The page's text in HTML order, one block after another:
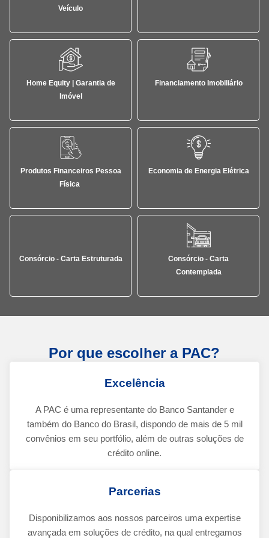
Veículo
Home Equity | Garantia de
Imóvel
Financiamento Imobiliário
Produtos Financeiros Pessoa
Física
Economia de Energia Elétrica
Consórcio - Carta Estruturada
Consórcio - Carta
Contemplada
Por que escolher a PAC?
Excelência
A PAC é uma representante do Banco Santander e
também do Banco do Brasil, dispondo de mais de 5 mil
convênios em seu portfólio, além de outras soluções de
crédito online.
Parcerias
Disponibilizamos aos nossos parceiros uma expertise
avançada em soluções de crédito, na qual entregamos